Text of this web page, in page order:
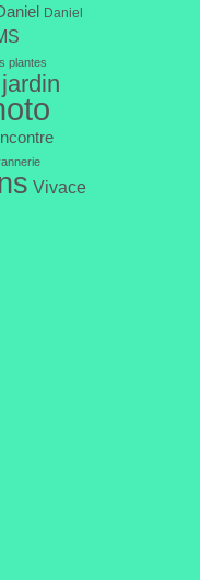
Daniel
plantes
jardin
Vivace